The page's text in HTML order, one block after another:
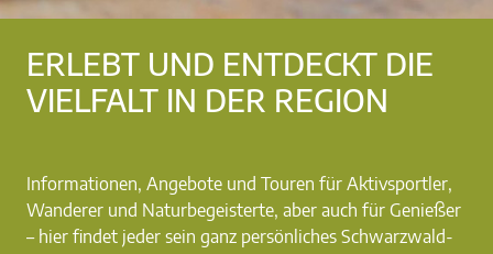
ERLEBT UND ENTDECKT DIE
VIELFALT IN DER REGION
Informationen, Angebote und Touren für Aktivsportler,
Wanderer und Naturbegeisterte, aber auch für Genießer
– hier findet jeder sein ganz persönliches Schwarzwald-